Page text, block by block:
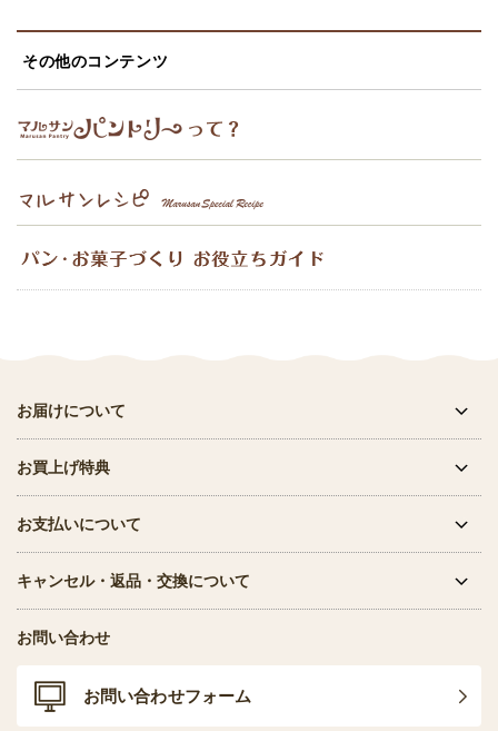
その他のコンテンツ
お届けについて
お買上げ特典
お支払いについて
キャンセル・返品・交換について
お問い合わせ
お問い合わせフォーム